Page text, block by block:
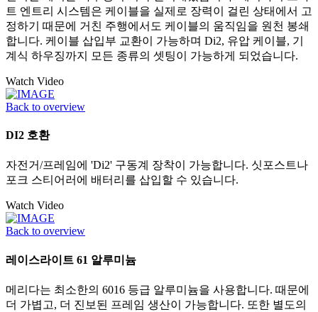
트 엔트리 시스템은 케이블을 실제로 장력이 걸린 상태에서 고
정하기 때문에 거친 주행에서도 케이블의 움직임을 원천 봉쇄
합니다. 케이블 삽입부 교환이 가능하며 Di2, 유압 케이블, 기
계식 하우징까지 모든 종류의 셋팅이 가능하게 되었습니다.
Watch Video
Back to overview
DI2 호환
자전거/프레임에 'Di2' 구동계 장착이 가능합니다. 싯포스트나
포크 스티어러에 배터리를 삽입할 수 있습니다.
Watch Video
Back to overview
레이스라이트 61 알루미늄
메리다는 최소한의 6016 등급 알루미늄을 사용합니다. 때문에
더 가볍고, 더 진보된 프레임 생산이 가능합니다. 또한 별도의